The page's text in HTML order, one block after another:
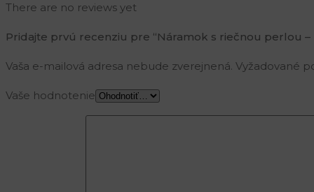
There are no reviews yet
Pridajte prvú recenziu pre “Náramok s riečnou perlou
Vaša e-mailová adresa nebude zverejnená. Vyžadované
Vaše hodnotenie